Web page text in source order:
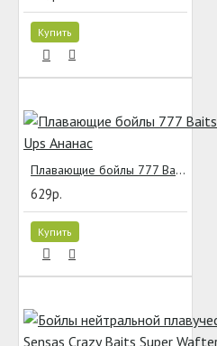
Купить
Плавающие бойлы 777 Baits Pop Ups Ананас
629р.
Купить